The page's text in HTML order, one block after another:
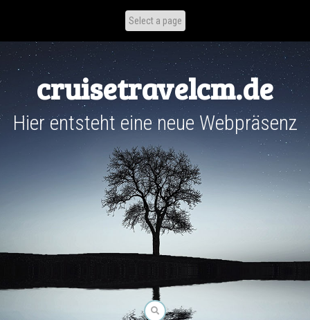
cruisetravelcm.de
Hier entsteht eine neue Webpräsenz